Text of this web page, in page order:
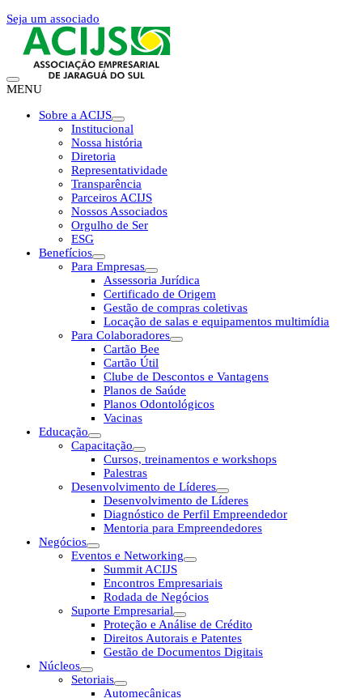
Seja um associado
MENU
Sobre a ACIJS
Institucional
Nossa história
Diretoria
Representatividade
Transparência
Parceiros ACIJS
Nossos Associados
Orgulho de Ser
ESG
Benefícios
Para Empresas
Assessoria Jurídica
Certificado de Origem
Gestão de compras coletivas
Locação de salas e equipamentos multimídia
Para Colaboradores
Cartão Bee
Cartão Útil
Clube de Descontos e Vantagens
Planos de Saúde
Planos Odontológicos
Vacinas
Educação
Capacitação
Cursos, treinamentos e workshops
Palestras
Desenvolvimento de Líderes
Desenvolvimento de Líderes
Diagnóstico de Perfil Empreendedor
Mentoria para Empreendedores
Negócios
Eventos e Networking
Summit ACIJS
Encontros Empresariais
Rodada de Negócios
Suporte Empresarial
Proteção e Análise de Crédito
Direitos Autorais e Patentes
Gestão de Documentos Digitais
Núcleos
Setoriais
Automecânicas